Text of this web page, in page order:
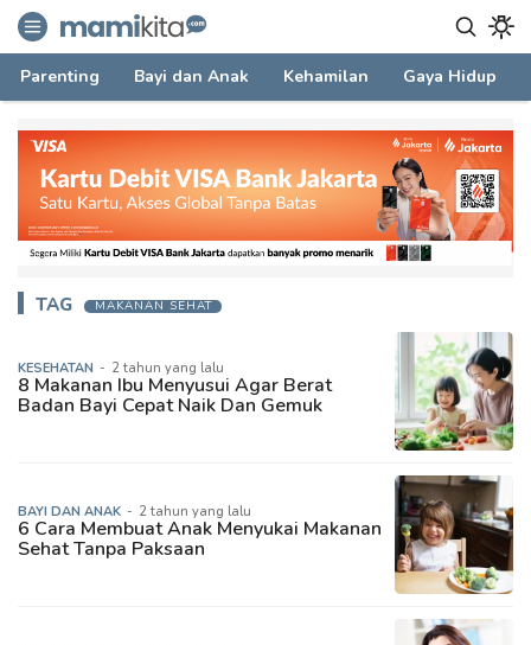
mamikita.com
Informasi Parenting untuk Mami Milenial
Parenting Bayi dan Anak Kehamilan Gaya Hidup
TAG MAKANAN SEHAT
KESEHATAN - 2 tahun yang lalu
8 Makanan Ibu Menyusui Agar Berat
Badan Bayi Cepat Naik Dan Gemuk
BAYI DAN ANAK - 2 tahun yang lalu
6 Cara Membuat Anak Menyukai Makanan
Sehat Tanpa Paksaan